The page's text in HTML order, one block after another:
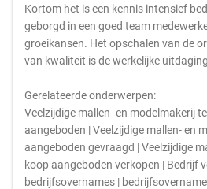
Kortom het is een kennis intensief
geborgd in een goed team
groeikansen. Het opschalen van de
van kwaliteit is de werkelijke
Gerelateerde onderwerpen:
Veelzijdige mallen- en modelmakerij
aangeboden | Veelzijdige mallen- en
aangeboden gevraagd | Veelzijdige
koop aangeboden verkopen | Bedrijf
bedrijfsovernames |